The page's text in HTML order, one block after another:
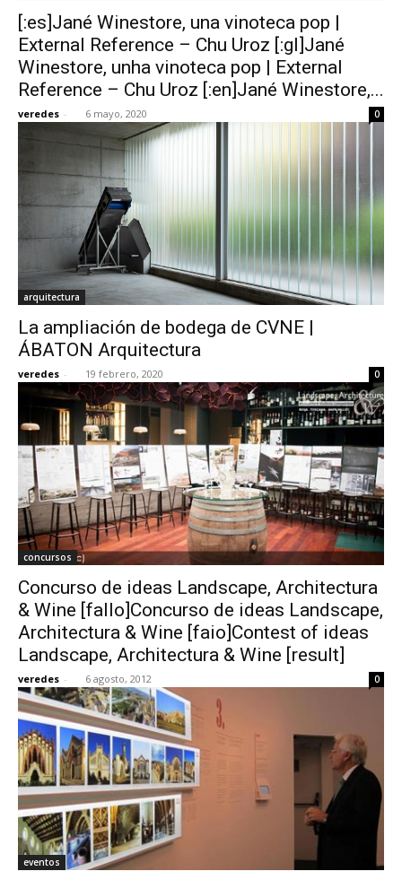
[:es]Jané Winestore, una vinoteca pop |
External Reference – Chu Uroz [:gl]Jané
Winestore, unha vinoteca pop | External
Reference – Chu Uroz [:en]Jané Winestore,...
veredes - 6 mayo, 2020 0
arquitectura
La ampliación de bodega de CVNE |
ÁBATON Arquitectura
veredes - 19 febrero, 2020 0
concursos
Concurso de ideas Landscape, Architectura
& Wine [fallo]Concurso de ideas Landscape,
Architectura & Wine [faio]Contest of ideas
Landscape, Architectura & Wine [result]
veredes - 6 agosto, 2012 0
eventos